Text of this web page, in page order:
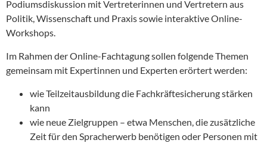
Podiumsdiskussion mit Vertreterinnen und Vertretern aus
Politik, Wissenschaft und Praxis sowie interaktive Online-
Workshops.
Im Rahmen der Online-Fachtagung sollen folgende Themen
gemeinsam mit Expertinnen und Experten erörtert werden:
wie Teilzeitausbildung die Fachkräftesicherung stärken
kann
wie neue Zielgruppen – etwa Menschen, die zusätzliche
Zeit für den Spracherwerb benötigen oder Personen mit